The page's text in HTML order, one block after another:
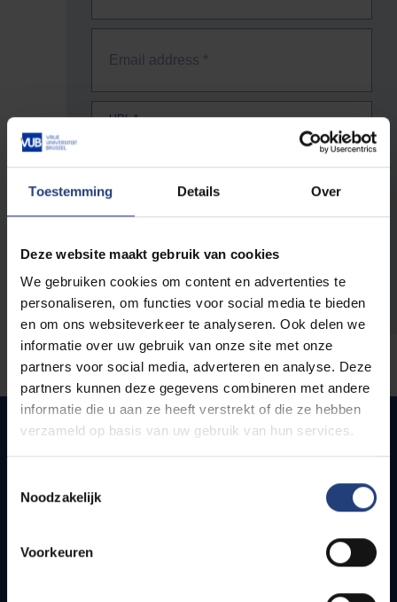
Toestemming Details Over
Deze website maakt gebruik van cookies
We gebruiken cookies om content en advertenties te
personaliseren, om functies voor social media te bieden
en om ons websiteverkeer te analyseren. Ook delen we
informatie over uw gebruik van onze site met onze
partners voor social media, adverteren en analyse. Deze
partners kunnen deze gegevens combineren met andere
informatie die u aan ze heeft verstrekt of die ze hebben
verzameld op basis van uw gebruik van hun services.
Noodzakelijk
Voorkeuren
Email address *
URL*
E.g. https://www.vub.be/nl/studeren-aan-de-vub/alle-
Timetables
Research groups